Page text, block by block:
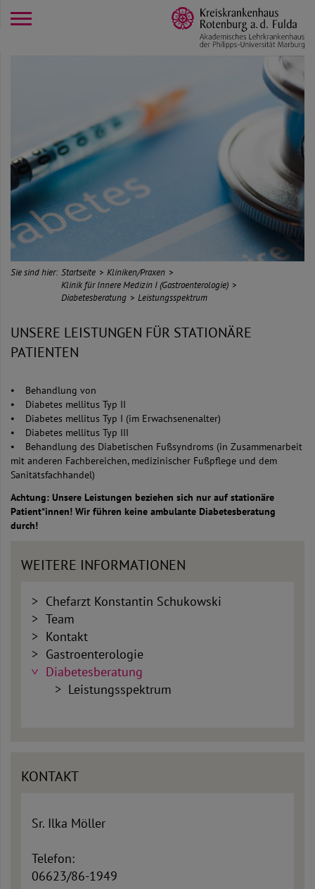
Sie sind hier: Startseite
Kliniken/Praxen
Klinik für Innere Medizin I (Gastroenterologie)
Diabetesberatung
Leistungsspektrum
UNSERE LEISTUNGEN FÜR STATIONÄRE
PATIENTEN
⦁ Behandlung von
⦁ Diabetes mellitus Typ II
⦁ Diabetes mellitus Typ I (im Erwachsenenalter)
⦁ Diabetes mellitus Typ III
⦁ Behandlung des Diabetischen Fußsyndroms (in Zusammenarbeit
mit anderen Fachbereichen, medizinischer Fußpflege und dem
Sanitätsfachhandel)
Achtung: Unsere Leistungen beziehen sich nur auf stationäre
Patient*innen! Wir führen keine ambulante Diabetesberatung
durch!
WEITERE INFORMATIONEN
Chefarzt Konstantin Schukowski
Team
Kontakt
Gastroenterologie
Diabetesberatung
Leistungsspektrum
KONTAKT
Sr. Ilka Möller
Telefon:
06623/86-1949